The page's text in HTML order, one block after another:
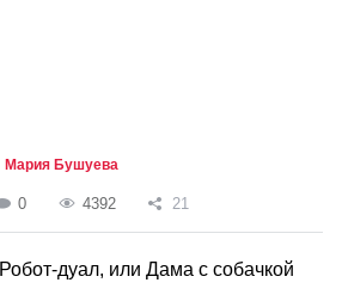
Мария Бушуева
0 4392 21
Робот-дуал, или Дама с собачкой